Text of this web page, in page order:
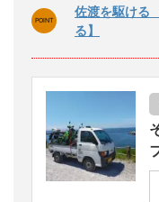
佐渡を駆け
る】